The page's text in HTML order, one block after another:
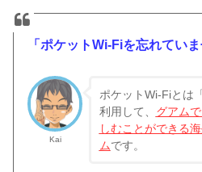
「ポケットWi-Fiを忘れていま
Kai
ポケットWi-Fiとは
利用して、 グアム
しむことができる
ムです。